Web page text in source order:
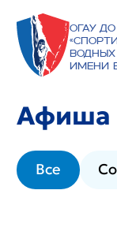
ОГАУ ДО
водных
имени
Афиша
Все